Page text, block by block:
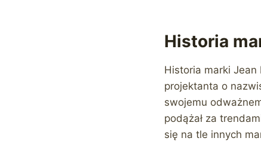
Historia
Historia marki Jean
projektanta o
swojemu
podążał za
się na tle innych